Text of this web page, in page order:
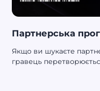
Партнерська
Якщо ви шукаєте
гравець